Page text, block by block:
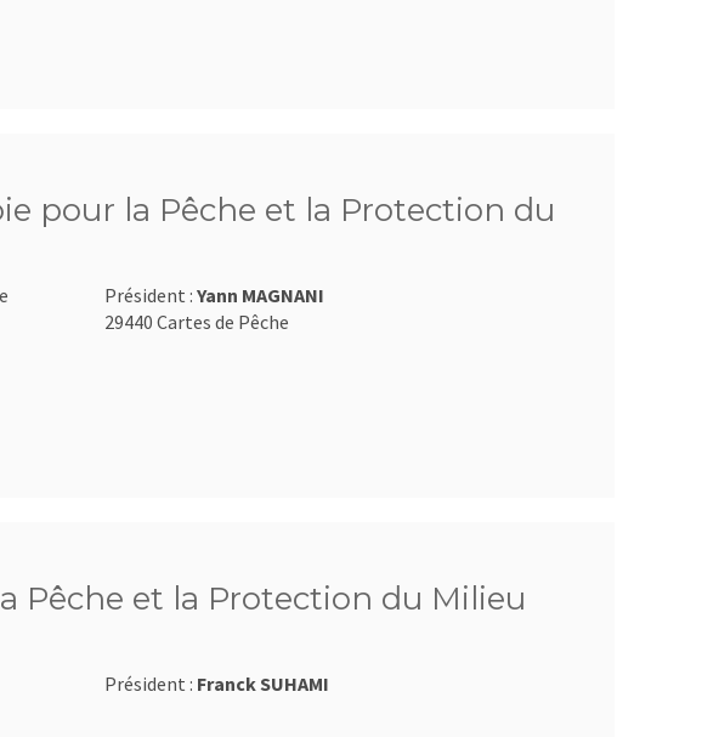
pour la Pêche et la Protection du
Président : Yann MAGNANI
29440 Cartes de Pêche
Pêche et la Protection du Milieu
Président : Franck SUHAMI